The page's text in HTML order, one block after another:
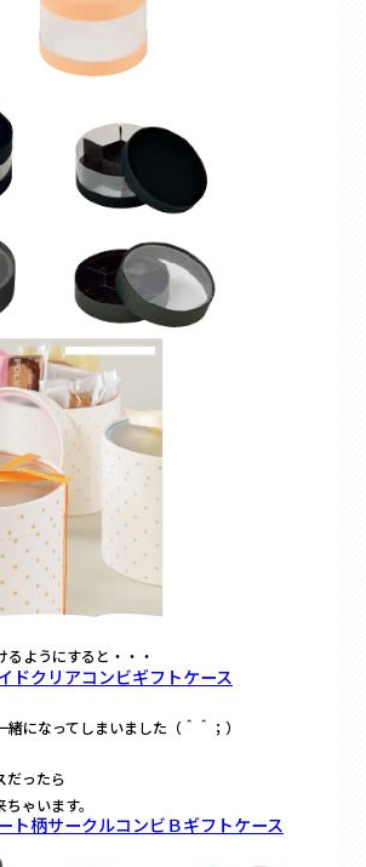
るようにすると・・・
ドクリアコンビギフトケース
になってしまいました（＾＾；）
だったら
ゃいます。
ト柄サークルコンビＢギフトケース